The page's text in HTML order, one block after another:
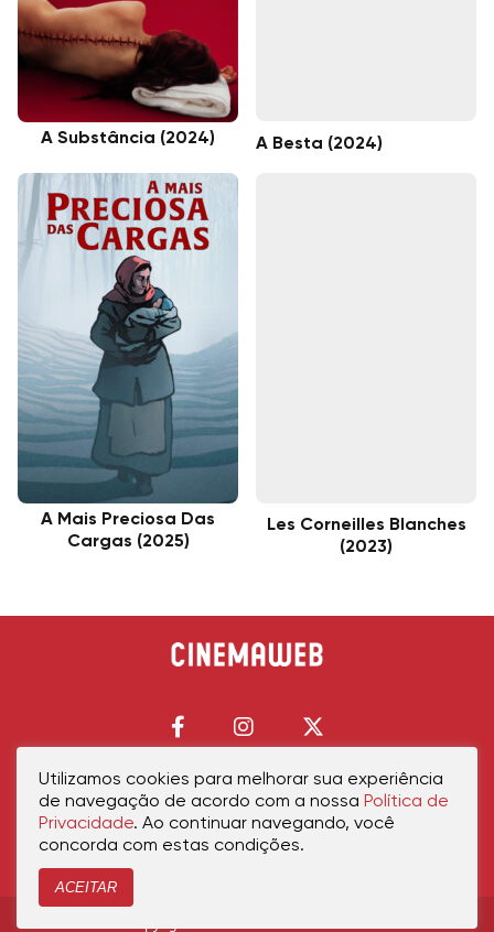
A Substância (2024) A Besta (2024)
A Mais Preciosa Das
Cargas (2025)
Les Corneilles Blanches
(2023)
Início Política de Privacidade Política de Cookies Contato
Utilizamos cookies para melhorar sua experiência
de navegação de acordo com a nossa Política de
Privacidade. Ao continuar navegando, você
concorda com estas condições.
ACEITAR